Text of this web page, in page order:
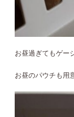
お昼過ぎてもゲー
お昼のパウチも用